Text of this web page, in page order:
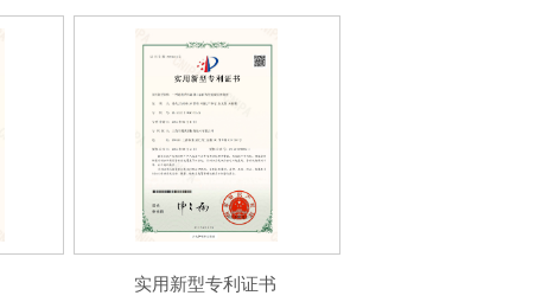
实用新型专利证书